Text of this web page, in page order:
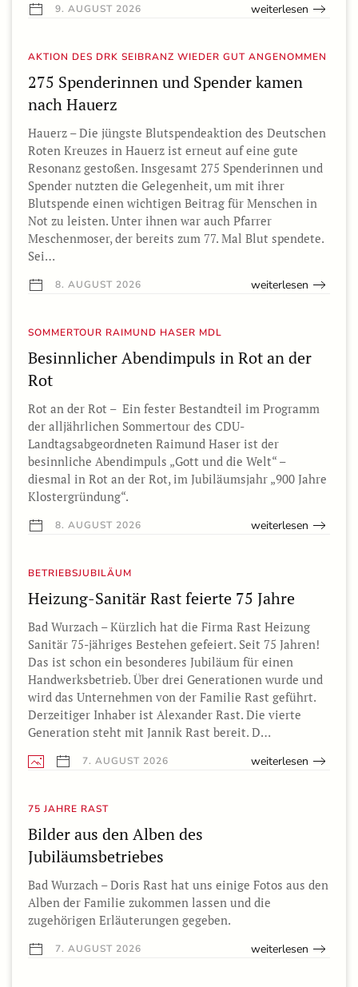
9. AUGUST 2026 weiterlesen
AKTION DES DRK SEIBRANZ WIEDER GUT ANGENOMMEN
275 Spenderinnen und Spender kamen
nach Hauerz
Hauerz – Die jüngste Blutspendeaktion des Deutschen
Roten Kreuzes in Hauerz ist erneut auf eine gute
Resonanz gestoßen. Insgesamt 275 Spenderinnen und
Spender nutzten die Gelegenheit, um mit ihrer
Blutspende einen wichtigen Beitrag für Menschen in
Not zu leisten. Unter ihnen war auch Pfarrer
Meschenmoser, der bereits zum 77. Mal Blut spendete.
Sei…
8. AUGUST 2026 weiterlesen
SOMMERTOUR RAIMUND HASER MDL
Besinnlicher Abendimpuls in Rot an der
Rot
Rot an der Rot – Ein fester Bestandteil im Programm
der alljährlichen Sommertour des CDU-
Landtagsabgeordneten Raimund Haser ist der
besinnliche Abendimpuls „Gott und die Welt“ –
diesmal in Rot an der Rot, im Jubiläumsjahr „900 Jahre
Klostergründung“.
8. AUGUST 2026 weiterlesen
BETRIEBSJUBILÄUM
Heizung-Sanitär Rast feierte 75 Jahre
Bad Wurzach – Kürzlich hat die Firma Rast Heizung
Sanitär 75-jähriges Bestehen gefeiert. Seit 75 Jahren!
Das ist schon ein besonderes Jubiläum für einen
Handwerksbetrieb. Über drei Generationen wurde und
wird das Unternehmen von der Familie Rast geführt.
Derzeitiger Inhaber ist Alexander Rast. Die vierte
Generation steht mit Jannik Rast bereit. D…
7. AUGUST 2026 weiterlesen
75 JAHRE RAST
Bilder aus den Alben des
Jubiläumsbetriebes
Bad Wurzach – Doris Rast hat uns einige Fotos aus den
Alben der Familie zukommen lassen und die
zugehörigen Erläuterungen gegeben.
7. AUGUST 2026 weiterlesen